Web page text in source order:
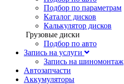
Подбор по параметрам
Каталог дисков
Калькулятор дисков
Грузовые диски
Подбор по авто
Запись на услуги
Запись на шиномонтаж
Автозапчасти
Аккумуляторы